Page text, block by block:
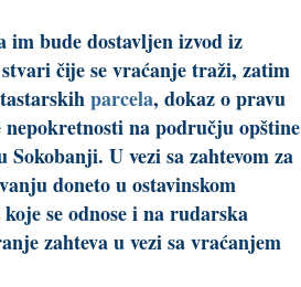
bude dostavljen izvod iz
čije se vraćanje traži, zatim
parcela, dokaz o pravu
na području opštine
U vezi sa zahtevom za
doneto u ostavinskom
se odnose i na rudarska
zahteva u vezi sa vraćanjem